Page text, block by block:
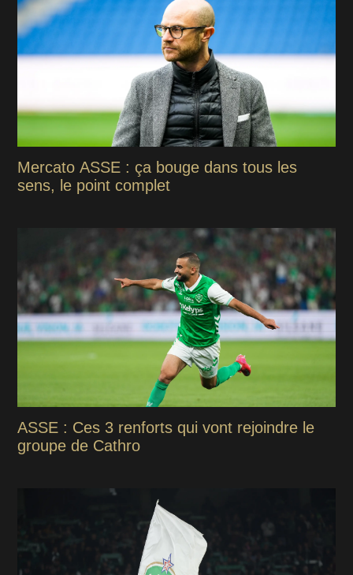
Mercato ASSE : ça bouge dans tous les
sens, le point complet
ASSE : Ces 3 renforts qui vont rejoindre le
groupe de Cathro